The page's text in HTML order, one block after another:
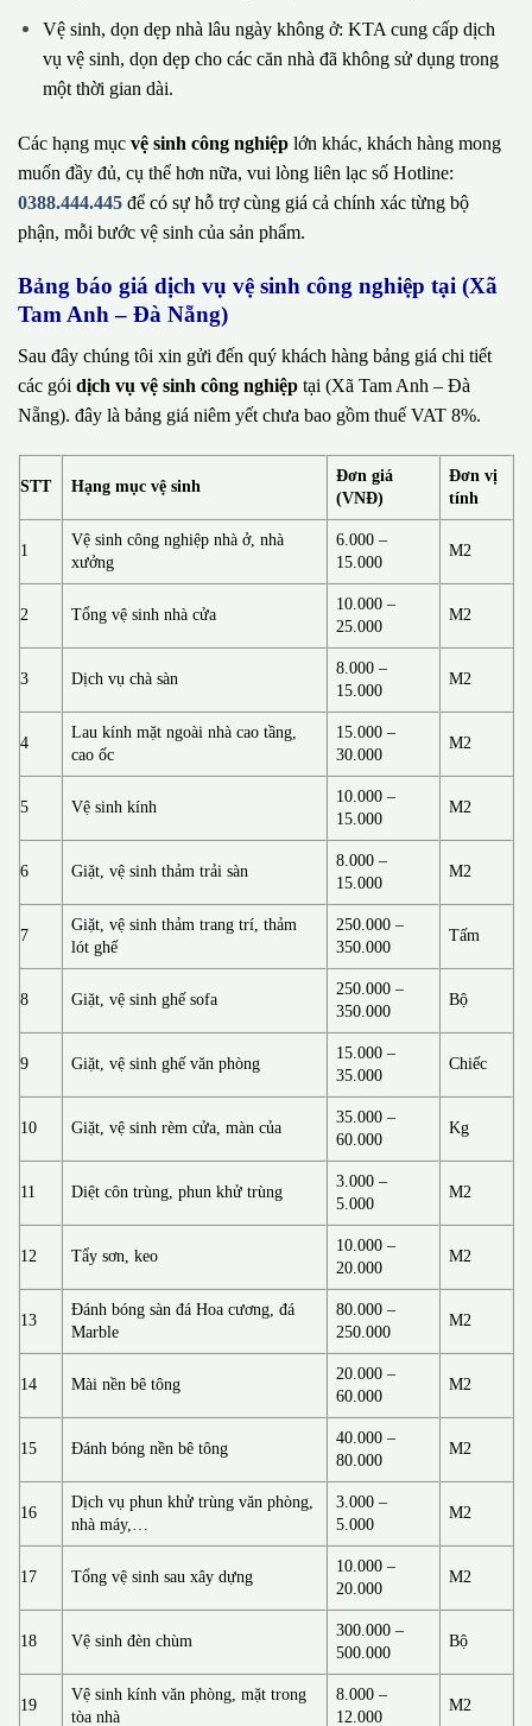
Vệ sinh, dọn dẹp nhà lâu ngày không ở: KTA cung cấp dịch
vụ vệ sinh, dọn dẹp cho các căn nhà đã không sử dụng trong
một thời gian dài.
Các hạng mục vệ sinh công nghiệp lớn khác, khách hàng mong
muốn đầy đủ, cụ thể hơn nữa, vui lòng liên lạc số Hotline:
0388.444.445 để có sự hỗ trợ cùng giá cả chính xác từng bộ
phận, mỗi bước vệ sinh của sản phẩm.
Bảng báo giá dịch vụ vệ sinh công nghiệp tại (Xã
Tam Anh – Đà Nẵng)
Sau đây chúng tôi xin gửi đến quý khách hàng bảng giá chi tiết
các gói dịch vụ vệ sinh công nghiệp tại (Xã Tam Anh – Đà
Nẵng). đây là bảng giá niêm yết chưa bao gồm thuế VAT 8%.
STT Hạng mục vệ sinh
Đơn giá
(VNĐ)
Đơn vị
tính
1
Vệ sinh công nghiệp nhà ở, nhà
xưởng
6.000 –
15.000
M2
2 Tổng vệ sinh nhà cửa
10.000 –
25.000
M2
3 Dịch vụ chà sàn
8.000 –
15.000
M2
4
Lau kính mặt ngoài nhà cao tầng,
cao ốc
15.000 –
30.000
M2
5 Vệ sinh kính
10.000 –
15.000
M2
6 Giặt, vệ sinh thảm trải sàn
8.000 –
15.000
M2
7
Giặt, vệ sinh thảm trang trí, thảm
lót ghế
250.000 –
350.000
Tấm
8 Giặt, vệ sinh ghế sofa
250.000 –
350.000
Bộ
9 Giặt, vệ sinh ghế văn phòng
15.000 –
35.000
Chiếc
10 Giặt, vệ sinh rèm cửa, màn của
35.000 –
60.000
Kg
11 Diệt côn trùng, phun khử trùng
3.000 –
5.000
M2
12 Tẩy sơn, keo
10.000 –
20.000
M2
13
Đánh bóng sàn đá Hoa cương, đá
Marble
80.000 –
250.000
M2
14 Mài nền bê tông
20.000 –
60.000
M2
15 Đánh bóng nền bê tông
40.000 –
80.000
M2
16
Dịch vụ phun khử trùng văn phòng,
nhà máy,…
3.000 –
5.000
M2
17 Tổng vệ sinh sau xây dựng
10.000 –
20.000
M2
18 Vệ sinh đèn chùm
300.000 –
500.000
Bộ
19
Vệ sinh kính văn phòng, mặt trong
tòa nhà
8.000 –
12.000
M2